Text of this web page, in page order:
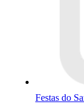
Festas do